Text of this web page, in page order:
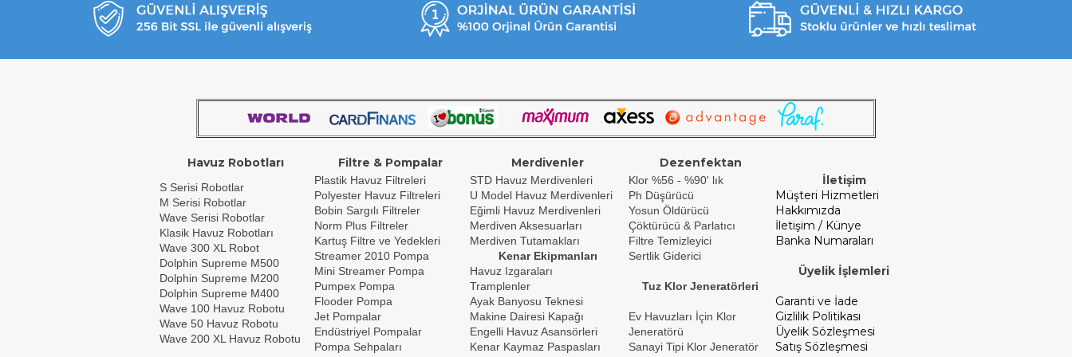
Havuz Robotları Filtre & Pompalar Merdivenler Dezenfektan
S Serisi Robotlar
M Serisi Robotlar
Wave Serisi Robotlar
Klasik Havuz Robotları
Wave 300 XL Robot
Dolphin Supreme M500
Dolphin Supreme M200
Dolphin Supreme M400
Wave 100 Havuz Robotu
Wave 50 Havuz Robotu
Wave 200 XL Havuz Robotu
Plastik Havuz Filtreleri
Polyester Havuz Filtreleri
Bobin Sargılı Filtreler
Norm Plus Filtreler
Kartuş Filtre ve Yedekleri
Streamer 2010 Pompa
Mini Streamer Pompa
Pumpex Pompa
Flooder Pompa
Jet Pompalar
Endüstriyel Pompalar
Pompa Sehpaları
STD Havuz Merdivenleri
U Model Havuz Merdivenleri
Eğimli Havuz Merdivenleri
Merdiven Aksesuarları
Merdiven Tutamakları
Kenar Ekipmanları
Havuz Izgaraları
Tramplenler
Ayak Banyosu Teknesi
Makine Dairesi Kapağı
Engelli Havuz Asansörleri
Kenar Kaymaz Paspasları
Klor %56 - %90' lık
Ph Düşürücü
Yosun Öldürücü
Çöktürücü & Parlatıcı
Filtre Temizleyici
Sertlik Giderici
Tuz Klor Jeneratörleri
Ev Havuzları İçin Klor
Jeneratörü
Sanayi Tipi Klor Jeneratör
İletişim
Müşteri Hizmetleri
Hakkımızda
İletişim / Künye
Banka Numaraları
Üyelik İşlemleri
Garanti ve İade
Gizlilik Politikası
Üyelik Sözleşmesi
Satış Sözleşmesi